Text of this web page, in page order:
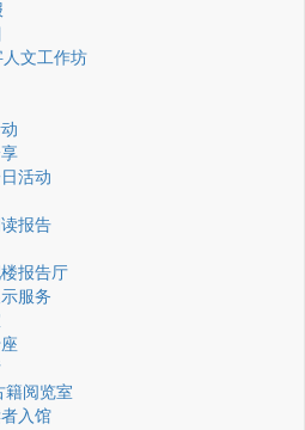
文工作坊
活动
报告
报告厅
服务
籍阅览室
入馆